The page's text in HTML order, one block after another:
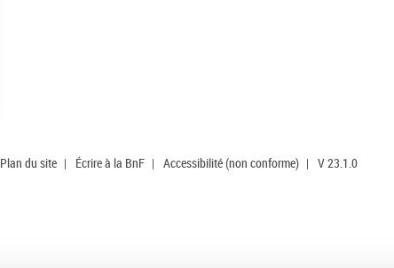
Plan du site | Écrire à la BnF | Accessibilité (non conforme) | V 23.1.0